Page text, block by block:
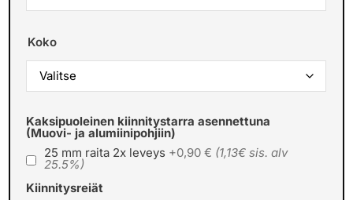
Koko
Kaksipuoleinen kiinnitystarra asennettuna
(Muovi- ja alumiinipohjiin)
25 mm raita 2x leveys +0,90 € (1,13€ sis. alv
25.5%)
Kiinnitysreiät